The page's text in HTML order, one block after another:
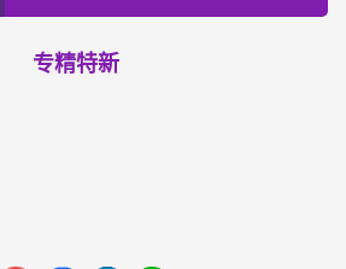
专精特新